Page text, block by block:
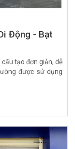
Động - Bạt
tạo đơn giản, dễ
được sử dụng